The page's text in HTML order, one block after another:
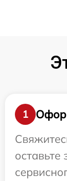
1
оставьте